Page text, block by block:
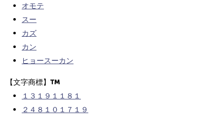
オモテ
スー
カズ
カン
ヒョースーカン
【文字商標】
１３１９１１８１
２４８１０１７１９